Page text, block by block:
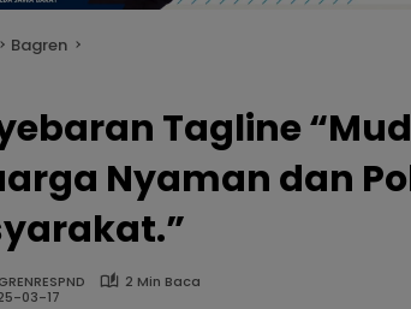
Bagren
Tagline
Nyaman dan
2 Min Baca
03-17